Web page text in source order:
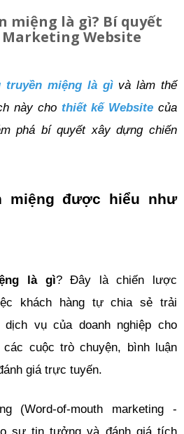
miệng là gì? Bí quyết
Website
truyền miệng là gì và làm thế
này cho thiết kế Website của
phá bí quyết xây dựng chiến
miệng được hiểu như
là gì? Đây là chiến lược
khách hàng tự chia sẻ trải
dịch vụ của doanh nghiệp cho
cuộc trò chuyện, bình luận
giá trực tuyến.
(Word-of-mouth marketing -
sự tin tưởng và đánh giá tích